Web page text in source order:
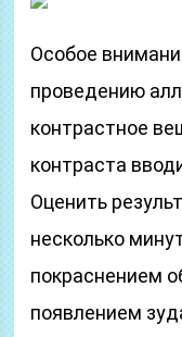
Особое
проведению
контрастное
контраста
Оценить
несколько
покраснением
появлением